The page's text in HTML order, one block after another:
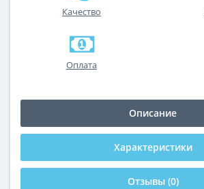
Качество
Оплата
Описание
Характеристики
Отзывы (0)